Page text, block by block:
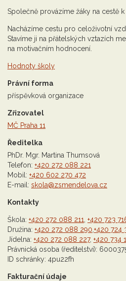
Společně provázíme žáky na cestě k
Nacházíme cestu pro celoživotní
Stavíme ji na přátelských vztazích
na motivačním hodnocení.
Hodnoty školy
Právní forma
příspěvková organizace
Zřizovatel
MČ Praha 11
Ředitelka
PhDr. Mgr. Martina Thumsová
Telefon: +420 272 088 221
Mobil: +420 602 270 472
E-mail: skola@zsmendelova.cz
Kontakty
Škola: +420 272 088 211 +420 723
Družina: +420 272 088 290 +420 724
Jídelna: +420 272 088 227, +420 734
Právnická osoba (ředitelství):
ID schránky: 4pu22fh
Fakturační údaje